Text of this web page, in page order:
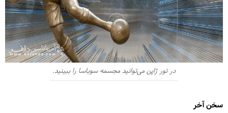
در تور ژاپن می‌توانید مجسمه سوباسا را ببینید.
سخن آخر